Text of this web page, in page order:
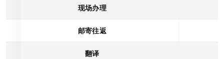
现场办理
邮寄往返
翻译